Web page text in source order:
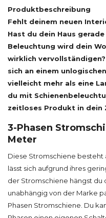
Produktbeschreibung
Fehlt deinem neuen
Hast du dein Haus
Beleuchtung wird dein
wirklich
sich an einem
vielleicht mehr als eine
du mit
zeitloses Produkt in dein
3-Phasen
Meter
Diese Stromschiene besteht
lässt sich aufgrund ihres
der Stromschiene hängst du
unabhängig von der Marke
Phasen Stromschiene. Du